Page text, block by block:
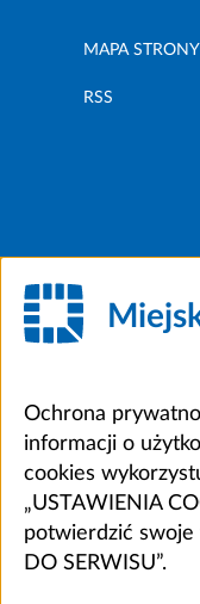
MAPA STRONY
RSS
Ochrona
informacji o
cookies
„USTAWIENIA
potwierdzić swoje
DO SERWISU”.